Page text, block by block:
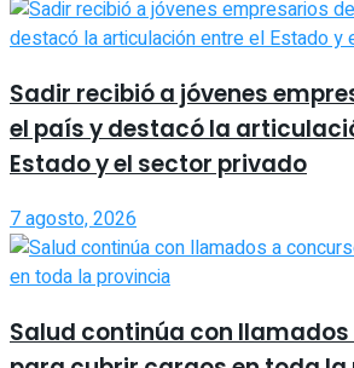
Sadir recibió a jóvenes
el país y destacó la
Estado y el sector privado
7 agosto, 2026
Salud continúa con